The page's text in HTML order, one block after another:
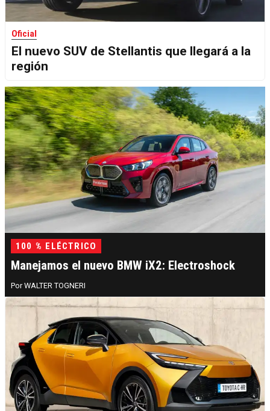
Oficial
El nuevo SUV de Stellantis que llegará a la
región
100 % ELÉCTRICO
Manejamos el nuevo BMW iX2: Electroshock
WALTER TOGNERI